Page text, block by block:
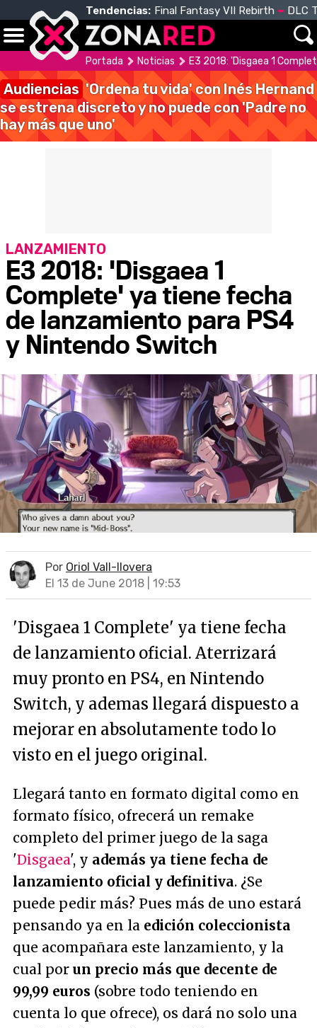
Tendencias: Final Fantasy VII Rebirth DLC
Portada Noticias E3 2018: 'Disgaea 1
Audiencias 'Ordena tu vida' con Inés Hernand
se estrena discreto y no puede con 'Padre no
hay más que uno'
E3 2018: 'Disgaea 1
Complete' ya tiene fecha
de lanzamiento para PS4
y Nintendo Switch
LANZAMIENTO
Por Oriol Vall-llovera
El 13 de June 2018 | 19:53
'Disgaea 1 Complete' ya tiene fecha
de lanzamiento oficial. Aterrizará
muy pronto en PS4, en Nintendo
Switch, y ademas llegará dispuesto a
mejorar en absolutamente todo lo
visto en el juego original.
Llegará tanto en formato digital como en
formato físico, ofrecerá un remake
completo del primer juego de la saga
'Disgaea', y además ya tiene fecha de
lanzamiento oficial y definitiva. ¿Se
puede pedir más? Pues más de uno estará
pensando ya en la edición coleccionista
que acompañara este lanzamiento, y la
cual por un precio más que decente de
99,99 euros (sobre todo teniendo en
cuenta lo que ofrece), os dará no solo una